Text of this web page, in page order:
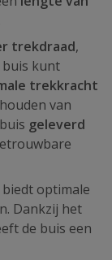
trekdraad,
buis kunt
trekkracht
van
geleverd
biedt optimale
Dankzij het
de buis een